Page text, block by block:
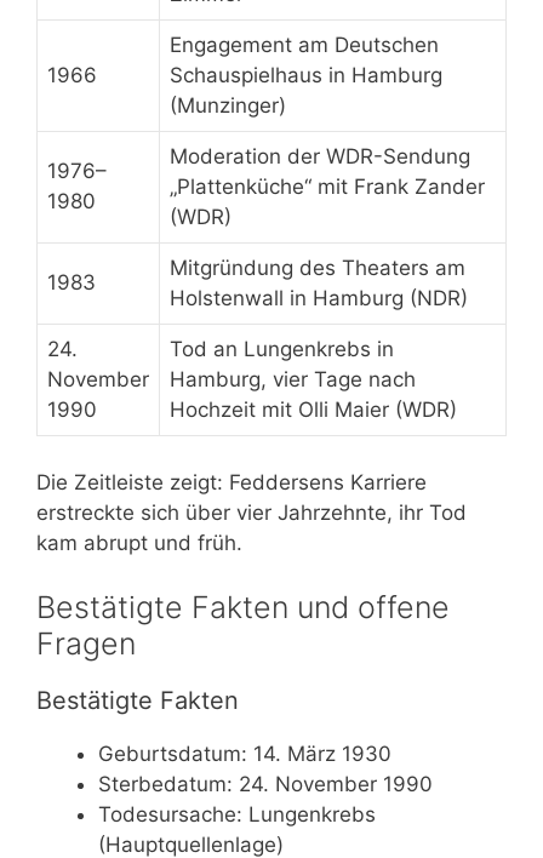
1966
Engagement am Deutschen
Schauspielhaus in Hamburg
(Munzinger)
1976–
1980
Moderation der WDR-Sendung
„Plattenküche“ mit Frank Zander
(WDR)
1983
Mitgründung des Theaters am
Holstenwall in Hamburg (NDR)
24.
November
1990
Tod an Lungenkrebs in
Hamburg, vier Tage nach
Hochzeit mit Olli Maier (WDR)
Die Zeitleiste zeigt: Feddersens Karriere
erstreckte sich über vier Jahrzehnte, ihr Tod
kam abrupt und früh.
Bestätigte Fakten und offene
Fragen
Bestätigte Fakten
Geburtsdatum: 14. März 1930
Sterbedatum: 24. November 1990
Todesursache: Lungenkrebs
(Hauptquellenlage)